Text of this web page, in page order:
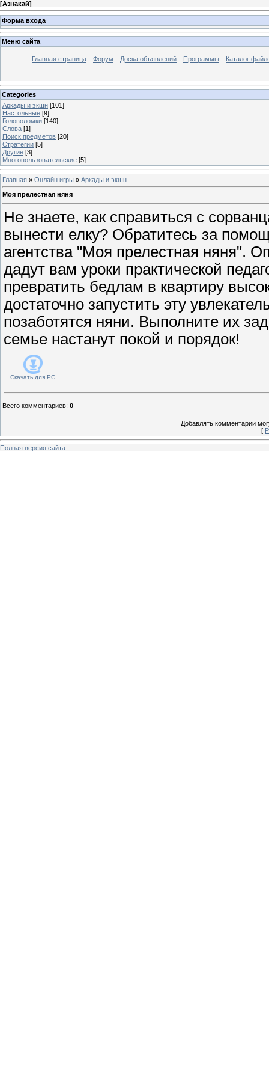
[Азнакай]
Форма входа
Меню сайта
Главная страница Форум Доска объявлений Программы Каталог
Categories
Аркады и экшн [101]
Настольные [9]
Головоломки [140]
Слова [1]
Поиск предметов [20]
Стратегии [5]
Другие [3]
Многопользовательские [5]
Главная » Онлайн игры » Аркады и экшн
Моя прелестная няня
Не знаете, как справиться с
вынести елку? Обратитесь за
агентства "Моя прелестная няня".
дадут вам уроки практической
превратить бедлам в квартиру
достаточно запустить эту
позаботятся няни. Выполните их
семье настанут покой и порядок!
Скачать для PC
Всего комментариев: 0
Добавлять комментарии
[
Полная версия сайта